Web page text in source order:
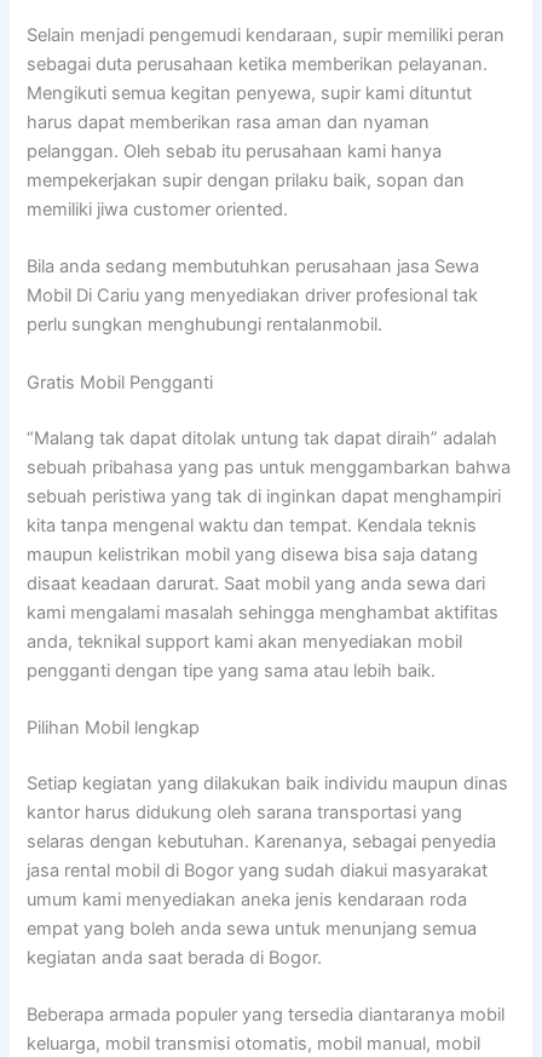
Selain menjadi pengemudi kendaraan, supir memiliki peran
sebagai duta perusahaan ketika memberikan pelayanan.
Mengikuti semua kegitan penyewa, supir kami dituntut
harus dapat memberikan rasa aman dan nyaman
pelanggan. Oleh sebab itu perusahaan kami hanya
mempekerjakan supir dengan prilaku baik, sopan dan
memiliki jiwa customer oriented.
Bila anda sedang membutuhkan perusahaan jasa Sewa
Mobil Di Cariu yang menyediakan driver profesional tak
perlu sungkan menghubungi rentalanmobil.
Gratis Mobil Pengganti
“Malang tak dapat ditolak untung tak dapat diraih” adalah
sebuah pribahasa yang pas untuk menggambarkan bahwa
sebuah peristiwa yang tak di inginkan dapat menghampiri
kita tanpa mengenal waktu dan tempat. Kendala teknis
maupun kelistrikan mobil yang disewa bisa saja datang
disaat keadaan darurat. Saat mobil yang anda sewa dari
kami mengalami masalah sehingga menghambat aktifitas
anda, teknikal support kami akan menyediakan mobil
pengganti dengan tipe yang sama atau lebih baik.
Pilihan Mobil lengkap
Setiap kegiatan yang dilakukan baik individu maupun dinas
kantor harus didukung oleh sarana transportasi yang
selaras dengan kebutuhan. Karenanya, sebagai penyedia
jasa rental mobil di Bogor yang sudah diakui masyarakat
umum kami menyediakan aneka jenis kendaraan roda
empat yang boleh anda sewa untuk menunjang semua
kegiatan anda saat berada di Bogor.
Beberapa armada populer yang tersedia diantaranya mobil
keluarga, mobil transmisi otomatis, mobil manual, mobil